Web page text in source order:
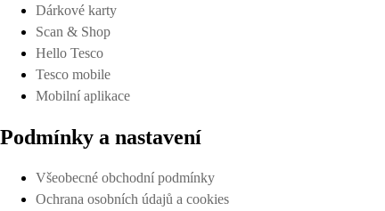
Dárkové karty
Scan & Shop
Hello Tesco
Tesco mobile
Mobilní aplikace
Podmínky a nastavení
Všeobecné obchodní podmínky
Ochrana osobních údajů a cookies